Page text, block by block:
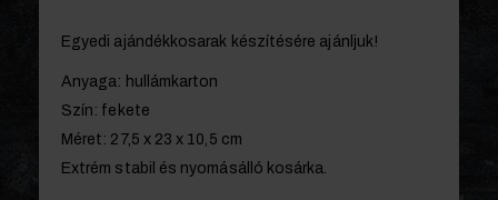
Egyedi ajándékkosarak készítésére ajánljuk!
Anyaga: hullámkarton
Szín: fekete
Méret: 27,5 x 23 x 10,5 cm
Extrém stabil és nyomásálló kosárka.